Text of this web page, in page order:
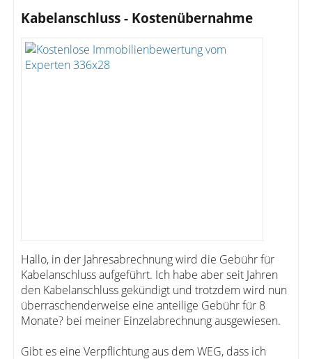
Kabelanschluss - Kostenübernahme
Hallo, in der Jahresabrechnung wird die Gebühr für
Kabelanschluss aufgeführt. Ich habe aber seit Jahren
den Kabelanschluss gekündigt und trotzdem wird nun
überraschenderweise eine anteilige Gebühr für 8
Monate? bei meiner Einzelabrechnung ausgewiesen.
Gibt es eine Verpflichtung aus dem WEG, dass ich